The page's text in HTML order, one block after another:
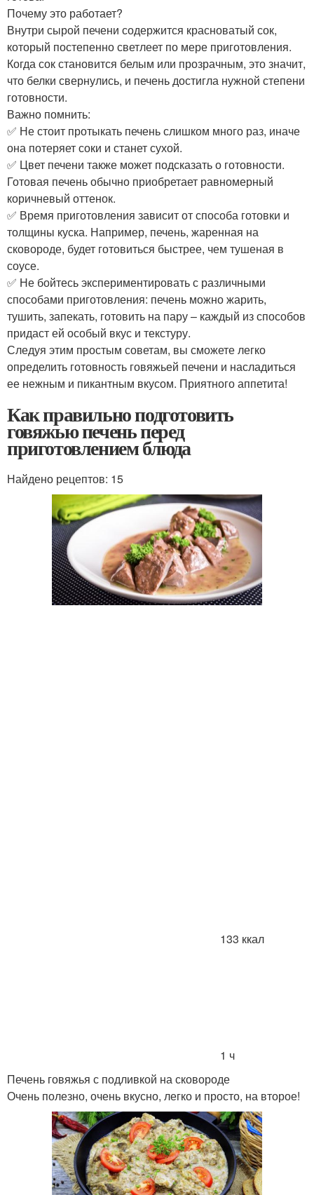
Почему это работает?
Внутри сырой печени содержится красноватый сок,
который постепенно светлеет по мере приготовления.
Когда сок становится белым или прозрачным, это значит,
что белки свернулись, и печень достигла нужной степени
готовности.
Важно помнить:
✅ Не стоит протыкать печень слишком много раз, иначе
она потеряет соки и станет сухой.
✅ Цвет печени также может подсказать о готовности.
Готовая печень обычно приобретает равномерный
коричневый оттенок.
✅ Время приготовления зависит от способа готовки и
толщины куска. Например, печень, жаренная на
сковороде, будет готовиться быстрее, чем тушеная в
соусе.
✅ Не бойтесь экспериментировать с различными
способами приготовления: печень можно жарить,
тушить, запекать, готовить на пару – каждый из способов
придаст ей особый вкус и текстуру. ️
Следуя этим простым советам, вы сможете легко
определить готовность говяжьей печени и насладиться
ее нежным и пикантным вкусом. Приятного аппетита!
Как правильно подготовить
говяжью печень перед
приготовлением блюда
Найдено рецептов: 15
133 ккал
1 ч
Печень говяжья с подливкой на сковороде
Очень полезно, очень вкусно, легко и просто, на второе!